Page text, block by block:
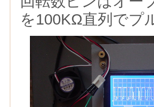
を100KΩ直列でプ